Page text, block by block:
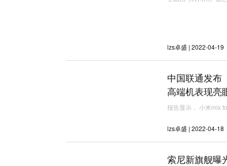
lzs卓盛 | 2022-04-19
中国联通发布
高端机表现亮
报告显示， 小米mix
lzs卓盛 | 2022-04-18
索尼新旗舰曝